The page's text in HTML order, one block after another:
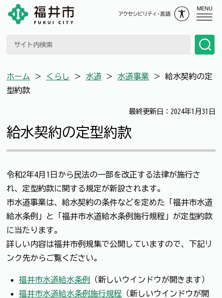
MENU
ホーム ＞ くらし ＞ 水道 ＞ 水道事業 ＞ 給水契約の定
型約款
最終更新日：2024年1月31日
給水契約の定型約款
令和2年4月1日から民法の一部を改正する法律が施行さ
れ、定型約款に関する規定が新設されます。
市水道事業は、給水契約の条件などを定めた「福井市水道
給水条例」と「福井市水道給水条例施行規程」が定型約款
に当たります。
詳しい内容は福井市例規集で公開していますので、下記リ
ンク先からご覧ください。
福井市水道給水条例
（新しいウインドウが開きます）
福井市水道給水条例施行規程 （新しいウインドウが開